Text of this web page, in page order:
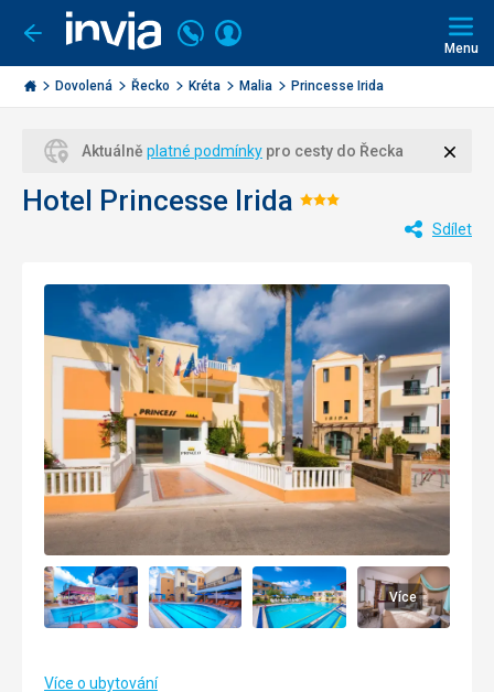
Jít
zpět
Invia.cz
Volejte
226
000
284
Přihlásit
Menu
Dovolená Řecko Kréta Malia Princesse Irida
Aktuálně platné podmínky pro cesty do Řecka
Hotel Princesse Irida Hodnocení:
Sdílet
Více
Více o ubytování